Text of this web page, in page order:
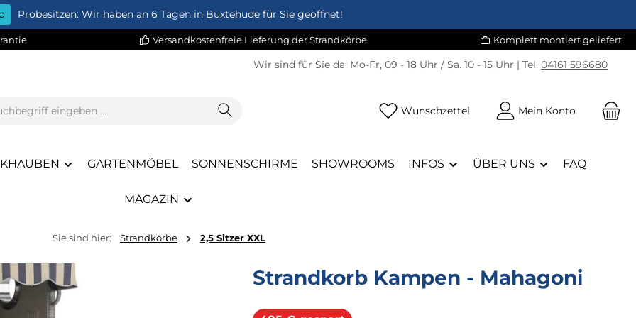
Probesitzen: Wir haben an 6 Tagen in Buxtehude für Sie geöffnet!
Versandkostenfreie Lieferung der Strandkörbe Komplett montiert geliefert
Wir sind für Sie da: Mo-Fr, 09 - 18 Uhr / Sa. 10 - 15 Uhr | Tel. 04161 596680
Wunschzettel Du hast 0 Produkte auf dem
Mein Konto
GARTENMÖBEL SONNENSCHIRME SHOWROOMS INFOS ÜBER UNS FAQ
MAGAZIN
Sie sind hier: Strandkörbe 2,5 Sitzer XXL
Strandkorb Kampen - Mahagoni